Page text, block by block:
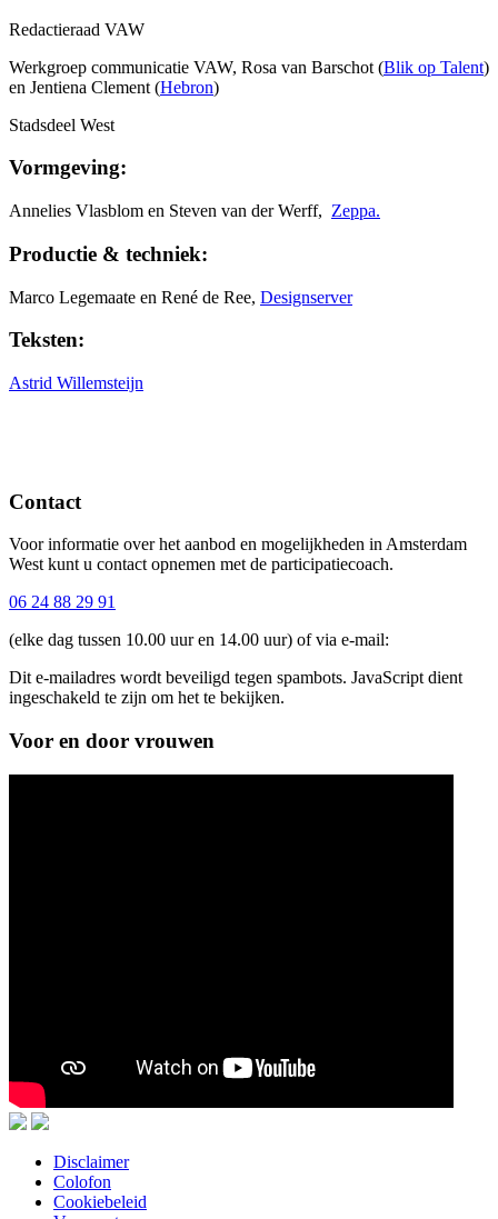
Redactieraad VAW
Werkgroep communicatie VAW, Rosa van Barschot (Blik op Talent)
en Jentiena Clement (Hebron)
Stadsdeel West
Vormgeving:
Annelies Vlasblom en Steven van der Werff, Zeppa.
Productie & techniek:
Marco Legemaate en René de Ree, Designserver
Teksten:
Astrid Willemsteijn
Contact
Voor informatie over het aanbod en mogelijkheden in Amsterdam
West kunt u contact opnemen met de participatiecoach.
06 24 88 29 91
(elke dag tussen 10.00 uur en 14.00 uur) of via e-mail:
Dit e-mailadres wordt beveiligd tegen spambots. JavaScript dient
ingeschakeld te zijn om het te bekijken.
Voor en door vrouwen
Disclaimer
Colofon
Cookiebeleid